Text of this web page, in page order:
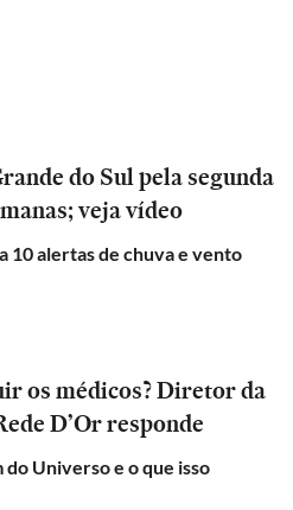
do Sul pela segunda
veja vídeo
10 alertas de chuva e vento
os médicos? Diretor da
D’Or responde
Universo e o que isso